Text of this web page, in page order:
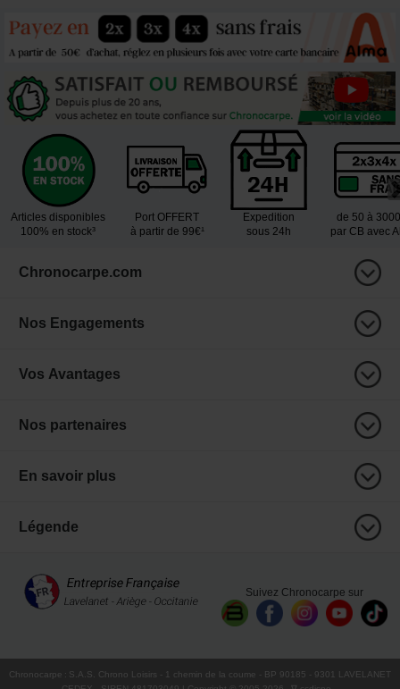
Articles disponibles
100% en stock³
Port OFFERT
à partir de 99€¹
Expedition
sous 24h
de 50 à
par CB avec
Chronocarpe.com
Nos Engagements
Vos Avantages
Nos partenaires
En savoir plus
Légende
Suivez Chronocarpe sur
Chronocarpe : S.A.S. Chrono Loisirs - 1 chemin de la coume - BP 90185 - 9301 LAVELANET